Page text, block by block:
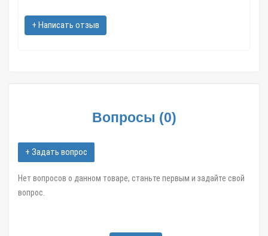
Барнаул; Иркутск; Хабаровск; Ярославль; Кемерово; Астрахань;
+ Написать отзыв
Вопросы (0)
+ Задать вопрос
Нет вопросов о данном товаре, станьте первым и задайте свой
вопрос.